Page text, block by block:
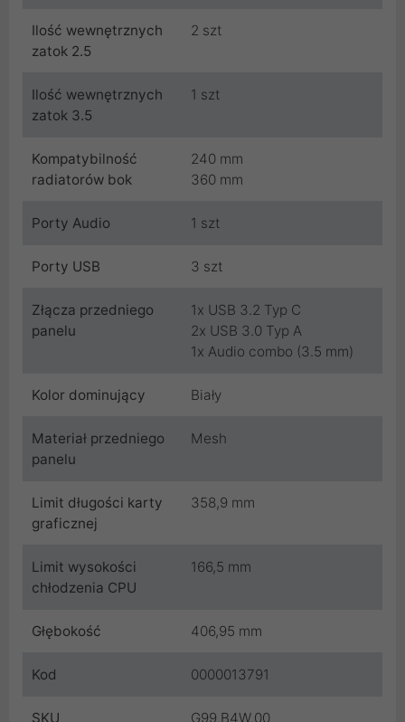
Ilość wewnętrznych
zatok 2.5
2 szt
Ilość wewnętrznych
zatok 3.5
1 szt
Kompatybilność
radiatorów bok
240 mm
360 mm
Porty Audio 1 szt
Porty USB 3 szt
Złącza przedniego
panelu
1x USB 3.2 Typ C
2x USB 3.0 Typ A
1x Audio combo (3.5 mm)
Kolor dominujący Biały
Materiał przedniego
panelu
Mesh
Limit długości karty
graficznej
358,9 mm
Limit wysokości
chłodzenia CPU
166,5 mm
Głębokość 406,95 mm
Kod 0000013791
SKU G99.B4W.00